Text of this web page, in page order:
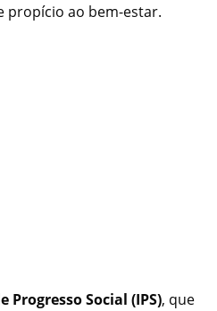
propício ao bem-estar.
Progresso Social (IPS), que